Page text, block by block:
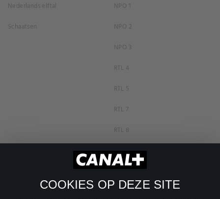
COOKIES OP DEZE SITE
Nederlands elftal
Schaatsen
NPO 1
NPO 2
NPO 3
RTL 4
RTL 5
RTL 7
RTL 8
RTL Z
SBS6